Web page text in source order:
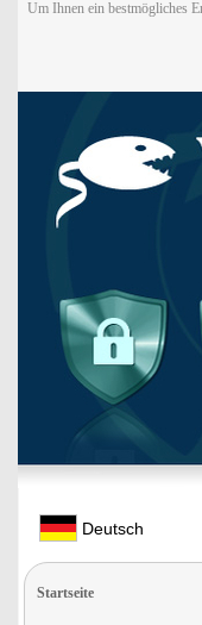
Um Ihnen ein bestmögliches
Deutsch
Startseite